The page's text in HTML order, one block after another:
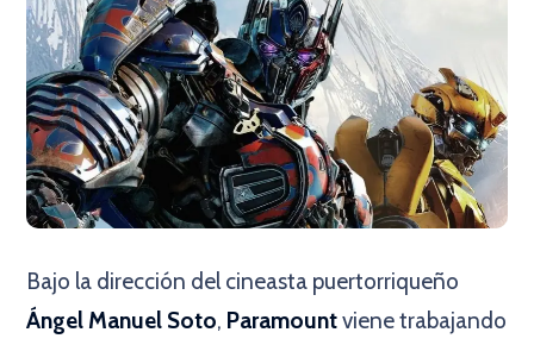
Bajo la dirección del cineasta puertorriqueño
Ángel Manuel Soto, Paramountviene trabajando